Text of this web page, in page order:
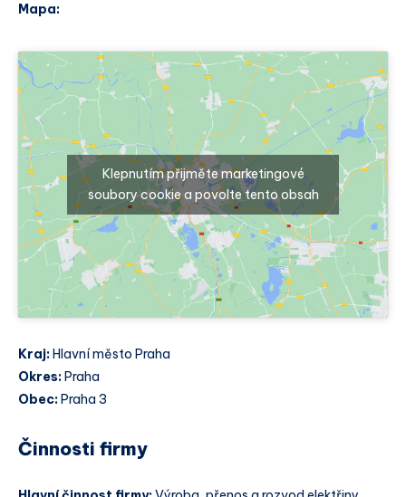
Mapa:
Klepnutím přijměte marketingové
soubory cookie a povolte tento obsah
Kraj: Hlavní město Praha
Okres: Praha
Obec: Praha 3
Činnosti firmy